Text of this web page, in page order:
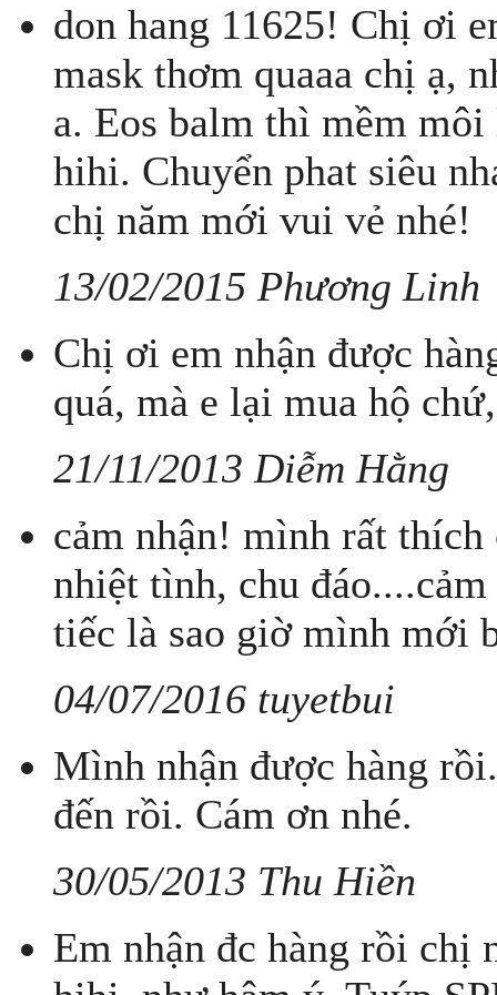
don hang 11625! Chị ơi
mask thơm quaaa chị ạ,
a. Eos balm thì mềm
hihi. Chuyển phat siêu
chị năm mới vui vẻ nhé!
13/02/2015 Phương Linh
Chị ơi em nhận được
quá, mà e lại mua hộ
21/11/2013 Diễm Hằng
cảm nhận! mình rất
nhiệt tình, chu
tiếc là sao giờ mình mới
04/07/2016 tuyetbui
Mình nhận được hàng
đến rồi. Cám ơn nhé.
30/05/2013 Thu Hiền
Em nhận đc hàng rồi chị